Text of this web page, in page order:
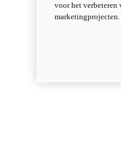
voor het verbeteren
marketingprojecten.